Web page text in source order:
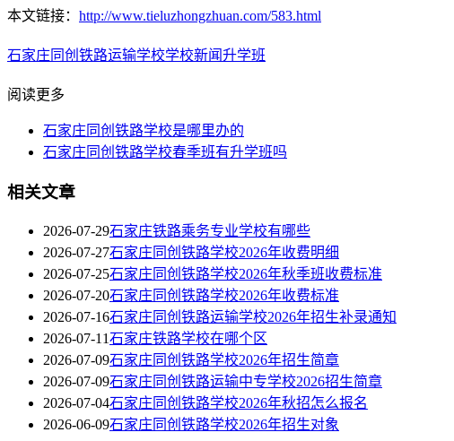
本文链接： http://www.tieluzhongzhuan.com/583.html
石家庄同创铁路运输学校学校新闻升学班
阅读更多
石家庄同创铁路学校是哪里办的
石家庄同创铁路学校春季班有升学班吗
相关文章
2026-07-29石家庄铁路乘务专业学校有哪些
2026-07-27石家庄同创铁路学校2026年收费明细
2026-07-25石家庄同创铁路学校2026年秋季班收费标准
2026-07-20石家庄同创铁路学校2026年收费标准
2026-07-16石家庄同创铁路运输学校2026年招生补录通知
2026-07-11石家庄铁路学校在哪个区
2026-07-09石家庄同创铁路学校2026年招生简章
2026-07-09石家庄同创铁路运输中专学校2026招生简章
2026-07-04石家庄同创铁路学校2026年秋招怎么报名
2026-06-09石家庄同创铁路学校2026年招生对象